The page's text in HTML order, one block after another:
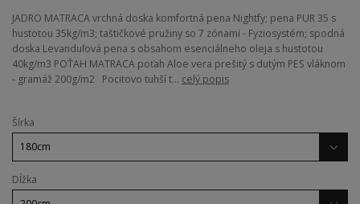
JADRO MATRACA vrchná doska komfortná pena Nightfy; pena PUR 35 s
hustotou 35kg/m3; taštičkové pružiny so 7 zónami - Fyziosystém; spodná
doska Levanduľová pena s obsahom esenciálneho oleja s hustotou
40kg/m3 POŤAH MATRACA poťah Aloe vera prešitý s dutým PES vláknom
- gramáž 200g/m2 Pocitovo tuhší t... celý popis
Šírka
Dĺžka